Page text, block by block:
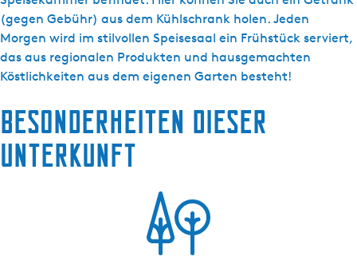
(gegen Gebühr) aus dem Kühlschrank holen. Jeden
Morgen wird im stilvollen Speisesaal ein Frühstück serviert,
das aus regionalen Produkten und hausgemachten
Köstlichkeiten aus dem eigenen Garten besteht!
Besonderheiten dieser
Unterkunft
r
e
n
-
o
f
t